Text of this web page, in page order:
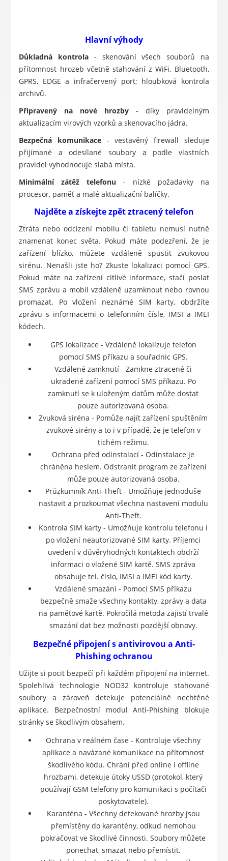
Hlavní výhody
Důkladná kontrola - skenování všech souborů na
přítomnost hrozeb včetně stahování z WiFi, Bluetooth,
GPRS, EDGE a infračervený port; hloubková kontrola
archivů.
Připravený na nové hrozby - díky pravidelným
aktualizacím virových vzorků a skenovacího jádra.
Bezpečná komunikace - vestavěný firewall sleduje
přijímané a odesílané soubory a podle vlastních
pravidel vyhodnocuje slabá místa.
Minimální zátěž telefonu - nízké požadavky na
procesor, paměť a malé aktualizační balíčky.
Najděte a získejte zpět ztracený telefon
Ztráta nebo odcizení mobilu či tabletu nemusí nutně
znamenat konec světa. Pokud máte podezření, že je
zařízení blízko, můžete vzdáleně spustit zvukovou
sirénu. Nenašli jste ho? Zkuste lokalizaci pomocí GPS.
Pokud máte na zařízení citlivé informace, stačí poslat
SMS zprávu a mobil vzdáleně uzamknout nebo rovnou
promazat. Po vložení neznámé SIM karty, obdržíte
zprávu s informacemi o telefonním čísle, IMSI a IMEI
kódech.
GPS lokalizace - Vzdáleně lokalizuje telefon
pomocí SMS příkazu a souřadnic GPS.
Vzdálené zamknutí - Zamkne ztracené či
ukradené zařízení pomocí SMS příkazu. Po
zamknutí se k uloženým datům může dostat
pouze autorizovaná osoba.
Zvuková siréna - Pomůže najít zařízení spuštěním
zvukové sirény a to i v případě, že je telefon v
tichém režimu.
Ochrana před odinstalací - Odinstalace je
chráněna heslem. Odstranit program ze zařízení
může pouze autorizovaná osoba.
Průzkumník Anti-Theft - Umožňuje jednoduše
nastavit a prozkoumat všechna nastavení modulu
Anti-Theft.
Kontrola SIM karty - Umožňuje kontrolu telefonu i
po vložení neautorizované SIM karty. Příjemci
uvedení v důvěryhodných kontaktech obdrží
informaci o vložené SIM kartě. SMS zpráva
obsahuje tel. číslo, IMSI a IMEI kód karty.
Vzdálené smazání - Pomocí SMS příkazu
bezpečně smaže všechny kontakty, zprávy a data
na paměťové kartě. Pokročilá metoda zajistí trvalé
smazání dat bez možnosti pozdější obnovy.
Bezpečné připojení s antivirovou a Anti-
Phishing ochranou
Užijte si pocit bezpečí při každém připojení na internet.
Spolehlivá technologie NOD32 kontroluje stahované
soubory a zároveň detekuje potenciálně nechtěné
aplikace. Bezpečnostní modul Anti-Phishing blokuje
stránky se škodlivým obsahem.
Ochrana v reálném čase - Kontroluje všechny
aplikace a navázané komunikace na přítomnost
škodlivého kódu. Chrání před online i offline
hrozbami, detekuje útoky USSD (protokol, který
používají GSM telefony pro komunikaci s počítači
poskytovatele).
Karanténa - Všechny detekované hrozby jsou
přemístěny do karantény, odkud nemohou
pokračovat ve škodlivé činnosti. Soubory můžete
ponechat, smazat nebo přemístit.